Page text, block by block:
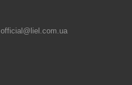
official@liel.com.ua